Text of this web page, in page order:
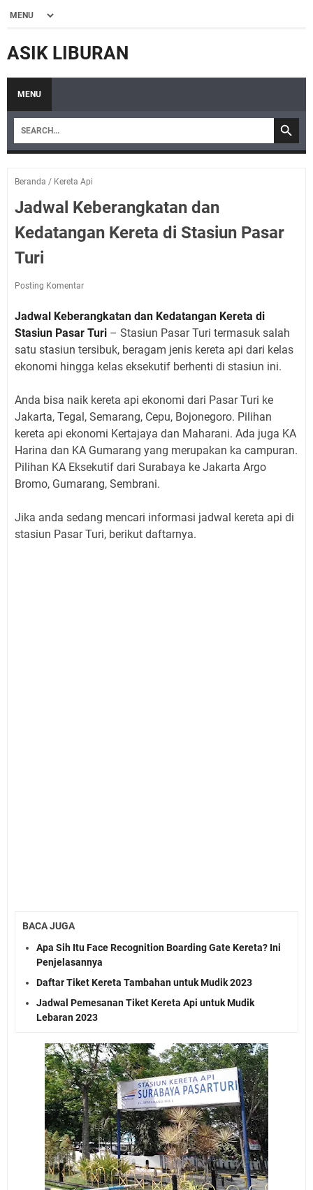
ASIK LIBURAN
MENU
Beranda / Kereta Api
Jadwal Keberangkatan dan
Kedatangan Kereta di Stasiun Pasar
Turi
Posting Komentar
Jadwal Keberangkatan dan Kedatangan Kereta di
Stasiun Pasar Turi – Stasiun Pasar Turi termasuk salah
satu stasiun tersibuk, beragam jenis kereta api dari kelas
ekonomi hingga kelas eksekutif berhenti di stasiun ini.
Anda bisa naik kereta api ekonomi dari Pasar Turi ke
Jakarta, Tegal, Semarang, Cepu, Bojonegoro. Pilihan
kereta api ekonomi Kertajaya dan Maharani. Ada juga KA
Harina dan KA Gumarang yang merupakan ka campuran.
Pilihan KA Eksekutif dari Surabaya ke Jakarta Argo
Bromo, Gumarang, Sembrani.
Jika anda sedang mencari informasi jadwal kereta api di
stasiun Pasar Turi, berikut daftarnya.
BACA JUGA
Apa Sih Itu Face Recognition Boarding Gate Kereta? Ini
Penjelasannya
Daftar Tiket Kereta Tambahan untuk Mudik 2023
Jadwal Pemesanan Tiket Kereta Api untuk Mudik
Lebaran 2023